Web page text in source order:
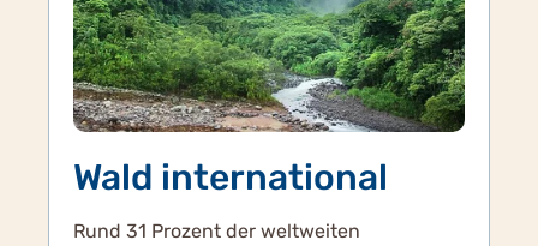
Wald international
Rund 31 Prozent der weltweiten